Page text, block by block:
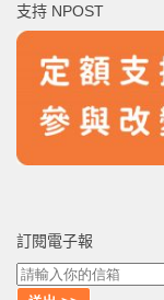
字:
支持 NPOST
訂閱電子報